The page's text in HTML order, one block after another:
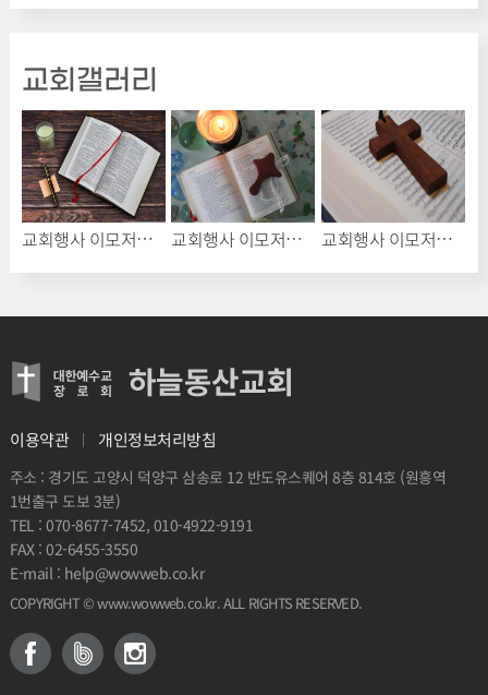
교회갤러리
교회행사 이모저모 1
..
교회행사 이모저모 1 교회행사 이모저모 1
이용약관 개인정보처리방침
주소 : 경기도 고양시 덕양구 삼송로 12 반도유스퀘어 8층 814호 (원흥역
1번출구 도보 3분)
TEL :070-8677-7452, 010-4922-9191
FAX :02-6455-3550
E-mail : help@wowweb.co.kr
COPYRIGHT ©www.wowweb.co.kr. ALL RIGHTS RESERVED.